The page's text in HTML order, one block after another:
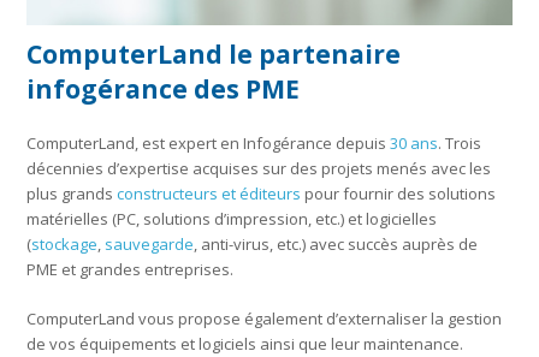
ComputerLand le partenaire
infogérance des PME
ComputerLand, est expert en Infogérance depuis30 ans. Trois
décennies d’expertise acquises sur des projets menés avec les
plus grandsconstructeurs et éditeurs pour fournir des solutions
matérielles (PC, solutions d’impression, etc.) et logicielles
(stockage, sauvegarde, anti-virus, etc.) avec succès auprès de
PME et grandes entreprises.
ComputerLand vous propose également d’externaliser la gestion
de vos équipements et logiciels ainsi que leur maintenance.